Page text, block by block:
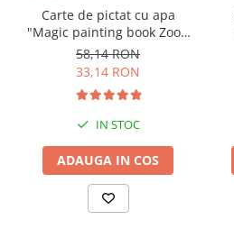
Carte de pictat cu apa
"Magic painting book Zoo",
Usborne
58,14 RON
33,14 RON
IN STOC
ADAUGA IN COS